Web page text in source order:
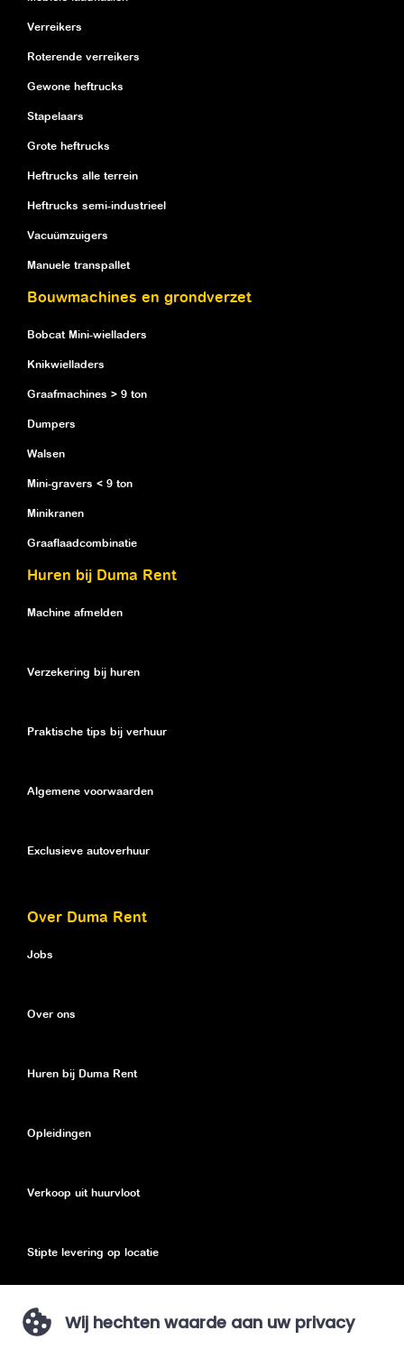
Verreikers
Roterende verreikers
Gewone heftrucks
Stapelaars
Grote heftrucks
Heftrucks alle terrein
Heftrucks semi-industrieel
Vacuümzuigers
Manuele transpallet
Bouwmachines en grondverzet
Bobcat Mini-wielladers
Knikwielladers
Graafmachines > 9 ton
Dumpers
Walsen
Mini-gravers < 9 ton
Minikranen
Graaflaadcombinatie
Huren bij Duma Rent
Machine afmelden
Verzekering bij huren
Praktische tips bij verhuur
Algemene voorwaarden
Exclusieve autoverhuur
Over Duma Rent
Jobs
Over ons
Huren bij Duma Rent
Opleidingen
Verkoop uit huurvloot
Stipte levering op locatie
Eco toeslagWij hechten waarde aan uw privacy